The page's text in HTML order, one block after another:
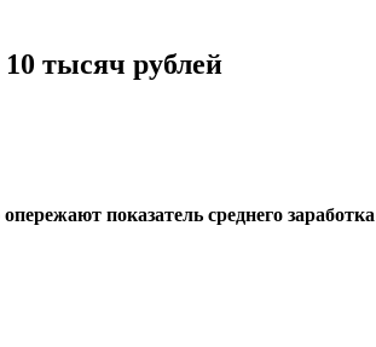
тысяч рублей
показатель среднего